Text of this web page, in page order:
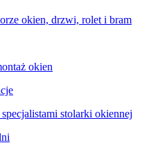
okien, drzwi, rolet i bram
okien
stolarki okiennej